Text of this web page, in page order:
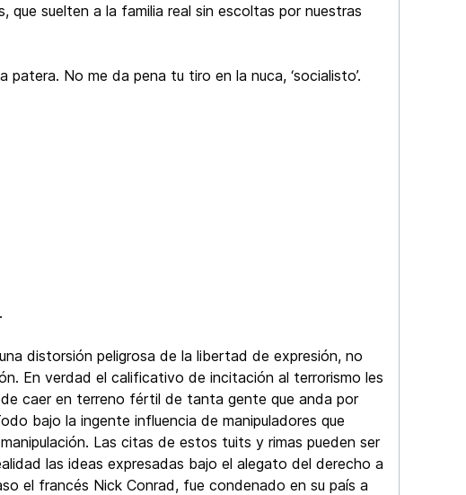
que suelten a la familia real sin escoltas por nuestras
patera. No me da pena tu tiro en la nuca, ‘socialisto’.
distorsión peligrosa de la libertad de expresión, no
En verdad el calificativo de incitación al terrorismo les
caer en terreno fértil de tanta gente que anda por
bajo la ingente influencia de manipuladores que
Las citas de estos tuits y rimas pueden ser
las ideas expresadas bajo el alegato del derecho a
el francés Nick Conrad, fue condenado en su país a